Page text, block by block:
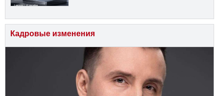
Кадровые изменения